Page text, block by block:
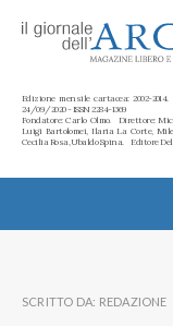
Edizione mensile cartacea: 2002-
24/09/2020 - ISSN 2284-1369
Fondatore: Carlo Olmo. Direttore:
Luigi Bartolomei, Ilaria La Corte,
Cecilia Rosa, Ubaldo Spina. Editore
SCRITTO DA: REDAZIONE